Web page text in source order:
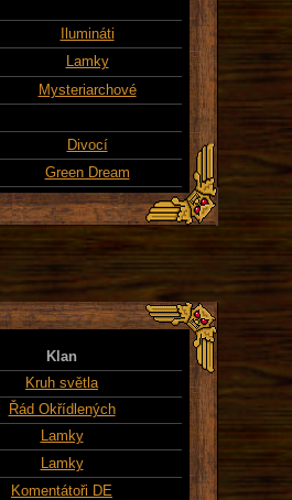
Ilumináti
Lamky
Mysteriarchové
Divocí
Green Dream
Klan
Kruh světla
Řád Okřídlených
Lamky
Lamky
Komentátoři DE